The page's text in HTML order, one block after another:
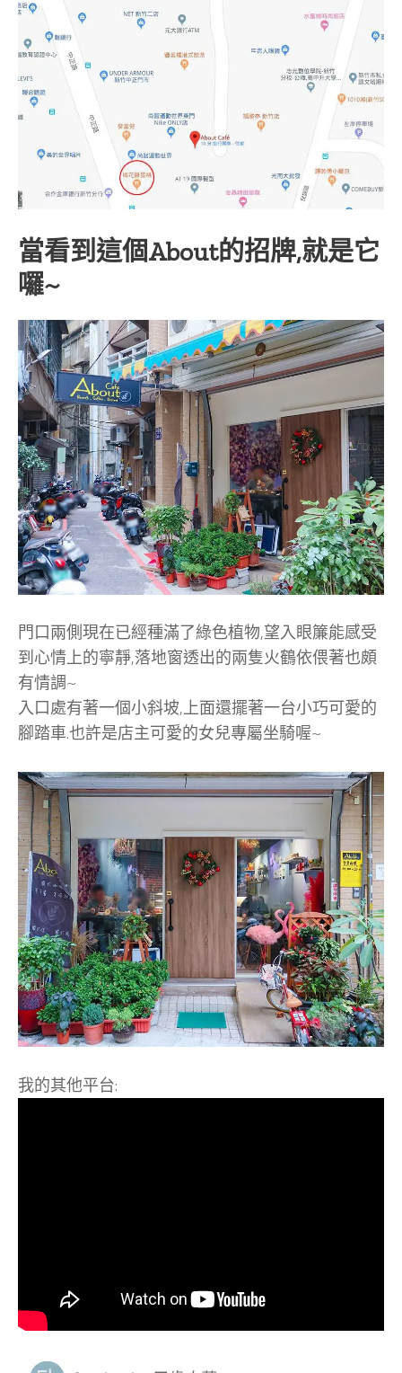
當看到這個About的招牌,就是它
囉~
門口兩側現在已經種滿了綠色植物,望入眼簾能感受
到心情上的寧靜,落地窗透出的兩隻火鶴依偎著也頗
有情調~
入口處有著一個小斜坡,上面還擺著一台小巧可愛的
腳踏車.也許是店主可愛的女兒專屬坐騎喔~
我的其他平台: